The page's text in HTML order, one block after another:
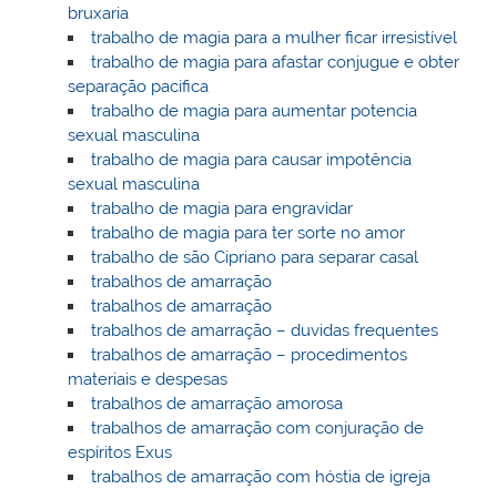
bruxaria
trabalho de magia para a mulher ficar irresistível
trabalho de magia para afastar conjugue e obter
separação pacifica
trabalho de magia para aumentar potencia
sexual masculina
trabalho de magia para causar impotência
sexual masculina
trabalho de magia para engravidar
trabalho de magia para ter sorte no amor
trabalho de são Cipriano para separar casal
trabalhos de amarração
trabalhos de amarração
trabalhos de amarração – duvidas frequentes
trabalhos de amarração – procedimentos
materiais e despesas
trabalhos de amarração amorosa
trabalhos de amarração com conjuração de
espíritos Exus
trabalhos de amarração com hóstia de igreja